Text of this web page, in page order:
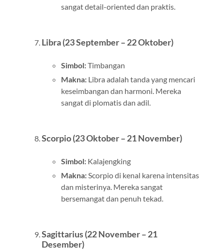
sangat detail-oriented dan praktis.
Libra (23 September – 22 Oktober)
Simbol:Timbangan
Makna:Libra adalah tanda yang mencari
keseimbangan dan harmoni. Mereka
sangat di plomatis dan adil.
Scorpio (23 Oktober – 21 November)
Simbol:Kalajengking
Makna:Scorpio di kenal karena intensitas
dan misterinya. Mereka sangat
bersemangat dan penuh tekad.
Sagittarius (22 November – 21
Desember)